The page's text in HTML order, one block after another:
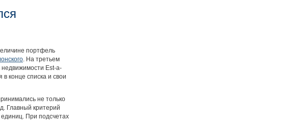
портфель
. На третьем
Est-a-
конце списка и свои
не только
Главный критерий
При подсчетах